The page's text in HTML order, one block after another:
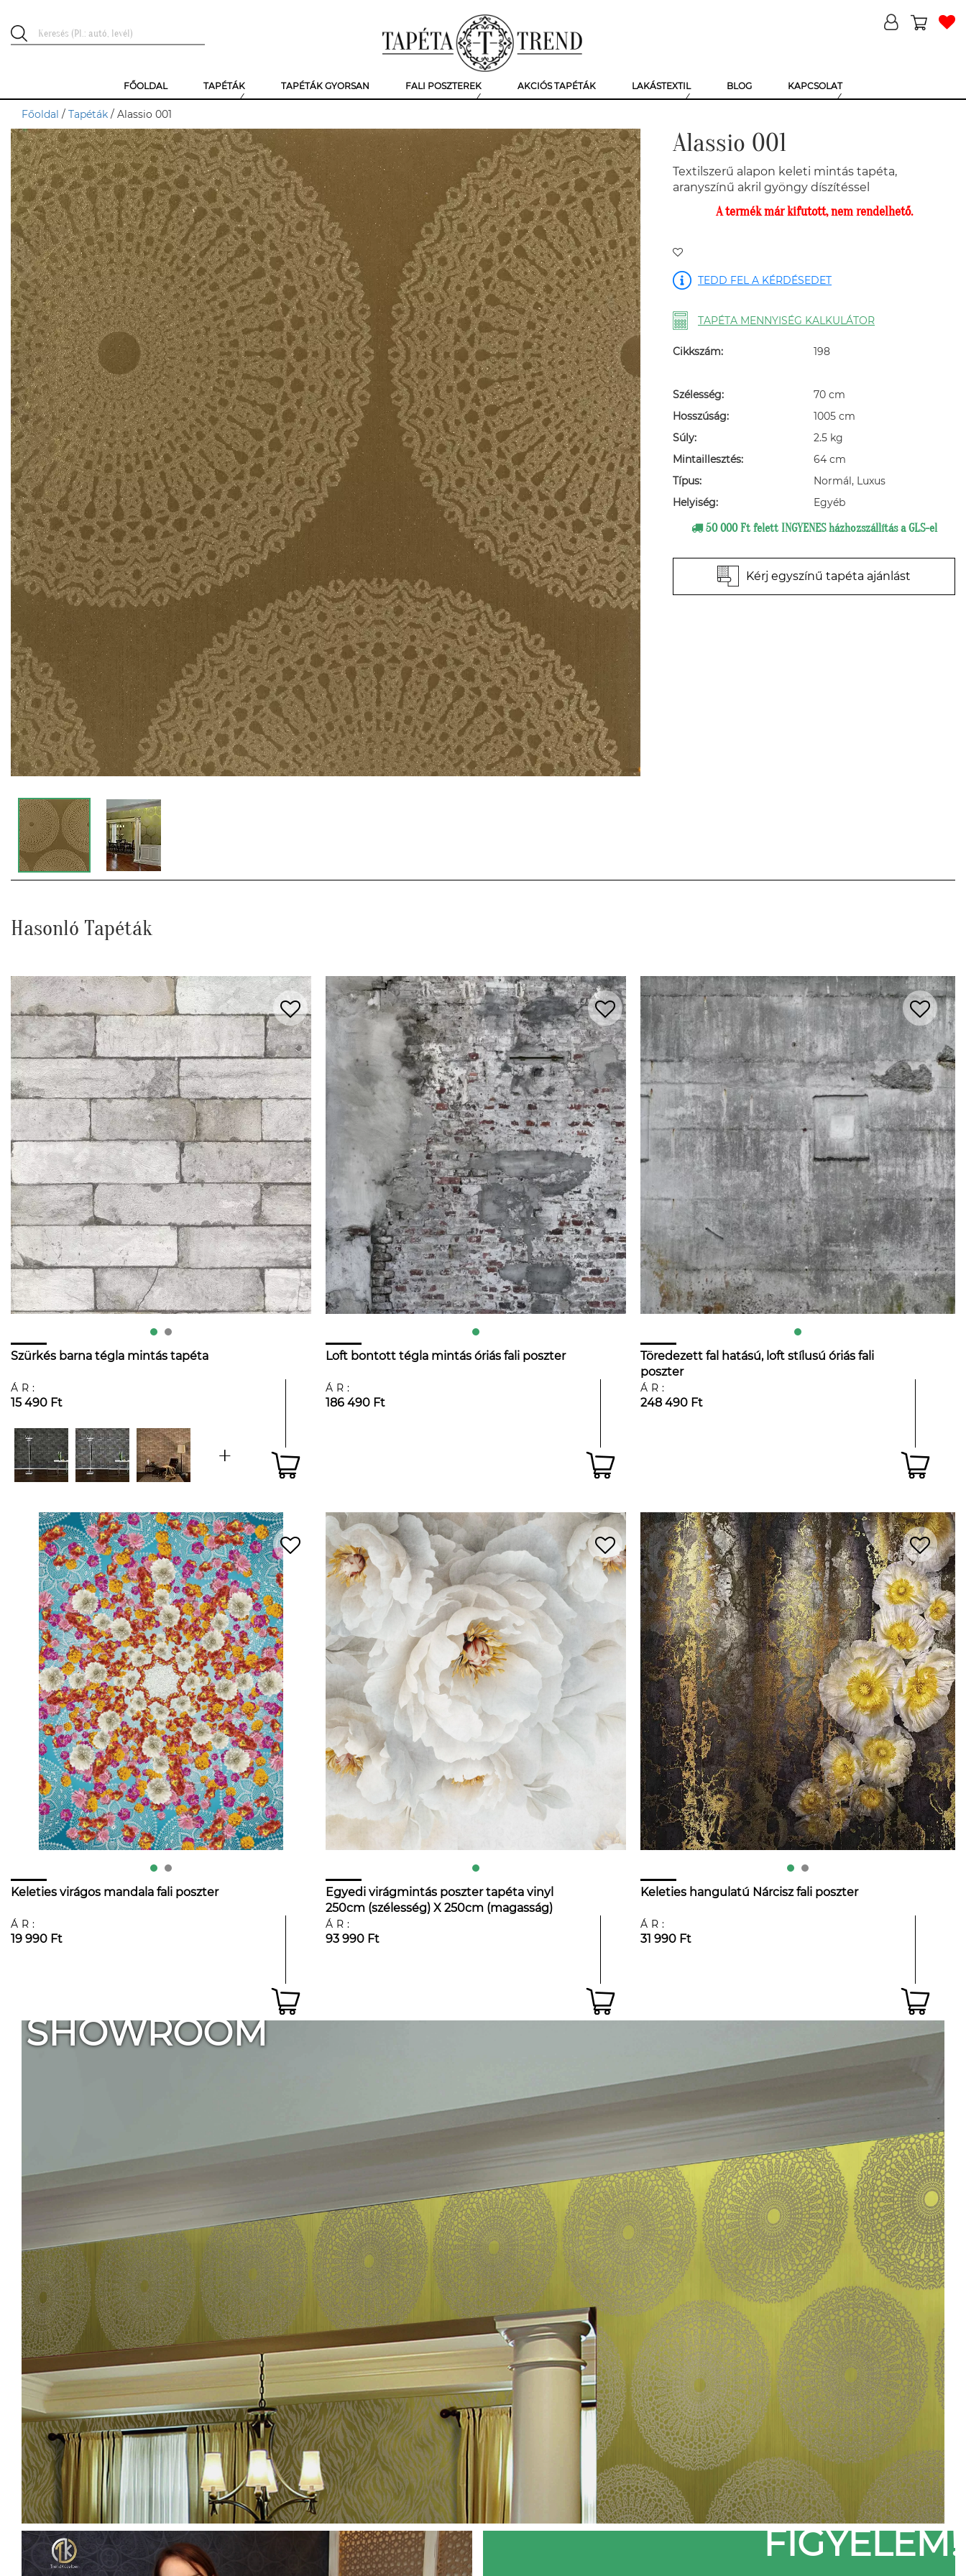
FŐOLDAL TAPÉTÁK TAPÉTÁK GYORSAN FALI POSZTEREK AKCIÓS TAPÉTÁK LAKÁSTEXTIL BLOG KAPCSOLAT
Főoldal / Tapéták / Alassio 001
Alassio 001
Textilszerű alapon keleti mintás tapéta,
aranyszínű akril gyöngy díszítéssel
A termék már kifutott, nem rendelhető.
TEDD FEL A KÉRDÉSEDET
TAPÉTA MENNYISÉG KALKULÁTOR
Cikkszám: 198
Szélesség:
70 cm
Hosszúság:
1005 cm
Súly:
2.5 kg
Mintaillesztés:
64 cm
Típus:
Normál, Luxus
Helyiség:
Egyéb
50 000 Ft felett INGYENES házhozszállítás a GLS-el
Kérj egyszínű tapéta ajánlást
Hasonló Tapéták
Szürkés barna tégla mintás tapéta
ÁR:
15 490 Ft
Loft bontott tégla mintás óriás fali poszter
ÁR:
186 490 Ft
Töredezett fal hatású, loft stílusú óriás fali
poszter
ÁR:
248 490 Ft
Keleties virágos mandala fali poszter
ÁR:
19 990 Ft
Egyedi virágmintás poszter tapéta vinyl
250cm (szélesség) X 250cm (magasság)
ÁR:
93 990 Ft
Keleties hangulatú Nárcisz fali poszter
ÁR:
31 990 Ft
SHOWROOM
FIGYELEM!